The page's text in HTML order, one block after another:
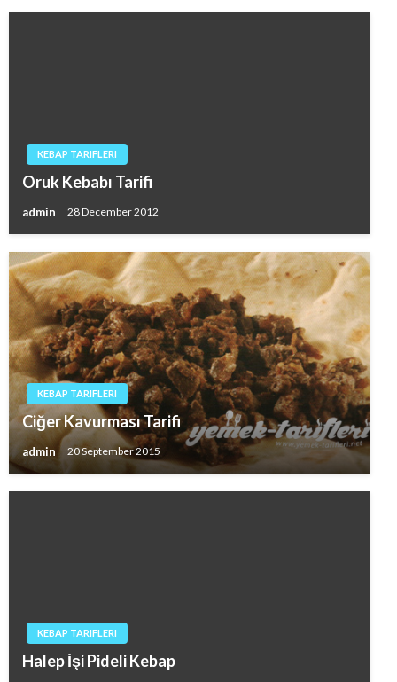
KEBAP TARIFLERI
Oruk Kebabı Tarifi
admin 28 December 2012
KEBAP TARIFLERI
Ciğer Kavurması Tarifi
admin 20 September 2015
KEBAP TARIFLERI
Halep İşi Pideli Kebap